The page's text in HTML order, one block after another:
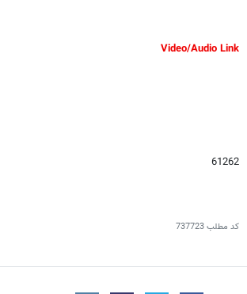
Video/Audio Link
61262
کد مطلب737723